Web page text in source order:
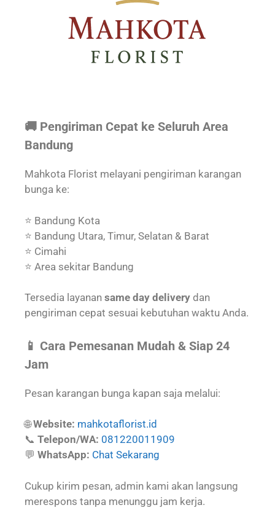
🚚 Pengiriman Cepat ke Seluruh Area
Bandung
Mahkota Florist melayani pengiriman karangan
bunga ke:
⭐ Bandung Kota
⭐ Bandung Utara, Timur, Selatan & Barat
⭐ Cimahi
⭐ Area sekitar Bandung
Tersedia layanan same day delivery dan
pengiriman cepat sesuai kebutuhan waktu Anda.
📱 Cara Pemesanan Mudah & Siap 24
Jam
Pesan karangan bunga kapan saja melalui:
🌐Website: mahkotaflorist.id
📞 Telepon/WA: 081220011909
💬 WhatsApp: Chat Sekarang
Cukup kirim pesan, admin kami akan langsung
merespons tanpa menunggu jam kerja.